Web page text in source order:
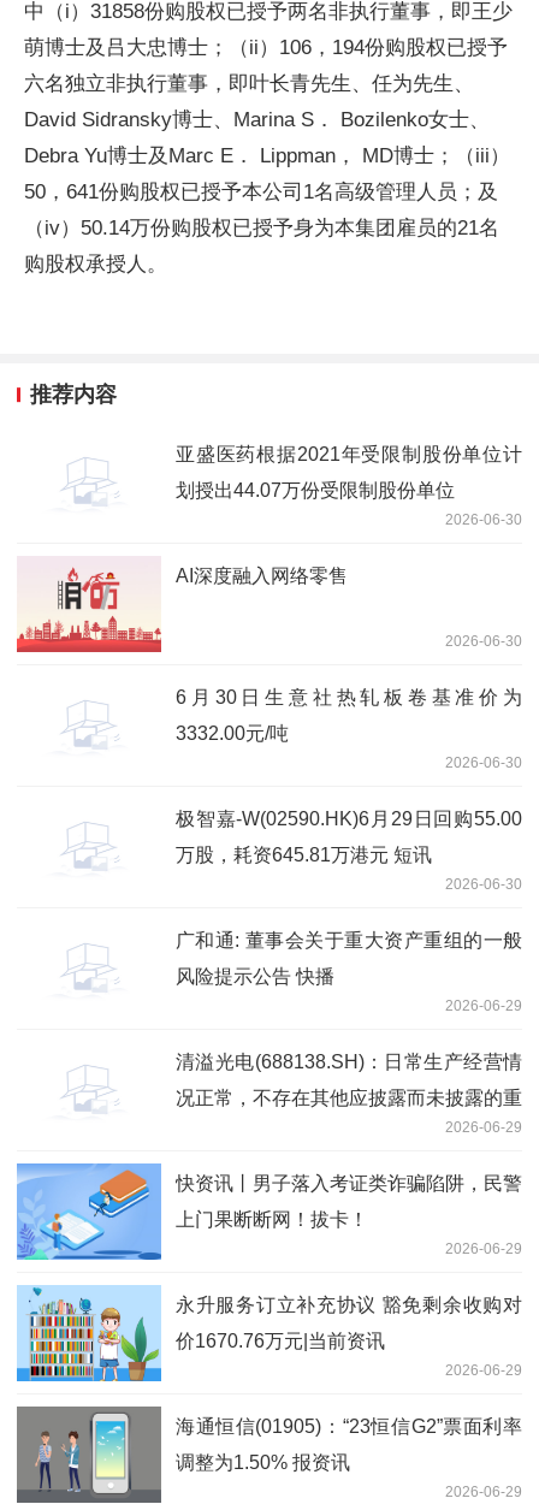
中（i）31858份购股权已授予两名非执行董事，即王少
萌博士及吕大忠博士；（ii）106，194份购股权已授予
六名独立非执行董事，即叶长青先生、任为先生、
David Sidransky博士、Marina S． Bozilenko女士、
Debra Yu博士及Marc E． Lippman， MD博士；（iii）
50，641份购股权已授予本公司1名高级管理人员；及
（iv）50.14万份购股权已授予身为本集团雇员的21名
购股权承授人。
推荐内容
亚盛医药根据2021年受限制股份单位计
划授出44.07万份受限制股份单位
2026-06-30
AI深度融入网络零售
2026-06-30
6月30日生意社热轧板卷基准价为
3332.00元/吨
2026-06-30
极智嘉-W(02590.HK)6月29日回购55.00
万股，耗资645.81万港元 短讯
2026-06-30
广和通: 董事会关于重大资产重组的一般
风险提示公告 快播
2026-06-29
清溢光电(688138.SH)：日常生产经营情
况正常，不存在其他应披露而未披露的重
2026-06-29
快资讯丨男子落入考证类诈骗陷阱，民警
上门果断断网！拔卡！
2026-06-29
永升服务订立补充协议 豁免剩余收购对
价1670.76万元|当前资讯
2026-06-29
海通恒信(01905)：“23恒信G2”票面利率
调整为1.50% 报资讯
2026-06-29